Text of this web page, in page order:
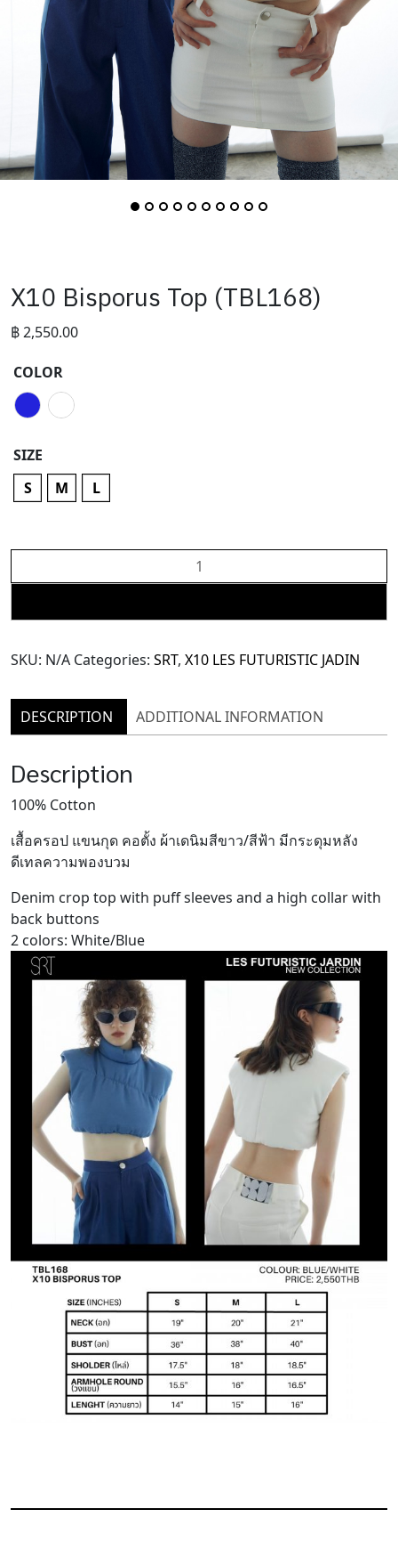
X10 Bisporus Top (TBL168)
฿2,550.00
COLOR
SIZE
S
M L
Bisporus
(TBL168)
SKU: N/A Categories: SRT, X10 LES FUTURISTIC JADIN
DESCRIPTION ADDITIONAL INFORMATION
Description
100% Cotton
เสื้อครอป แขนกุด คอตั้ง ผ้าเดนิมสีขาว/สีฟ้า มีกระดุมหลัง
ดีเทลความพองบวม
Denim crop top with puff sleeves and a high collar with
back buttons
2 colors: White/Blue